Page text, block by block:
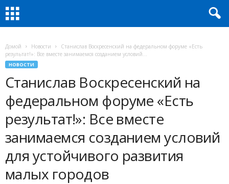
Домой Новости
Станислав Воскресенский на федеральном форуме «Есть
результат!»: Все вместе занимаемся созданием условий...
НОВОСТИ
Станислав Воскресенский на
федеральном форуме «Есть
результат!»: Все вместе
занимаемся созданием условий
для устойчивого развития
малых городов